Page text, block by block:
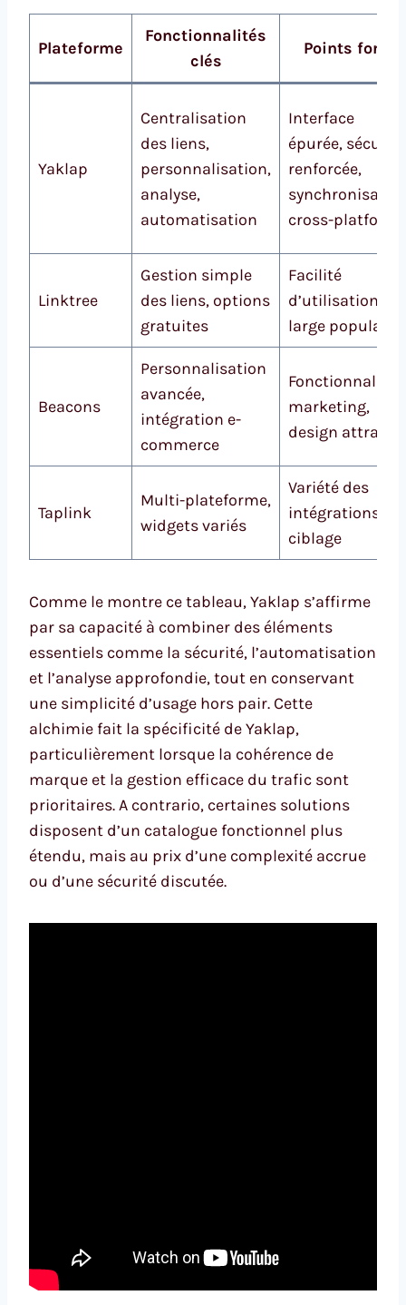
Plateforme
Fonctionnalités
clés
Points forts
Yaklap
Centralisation
des liens,
personnalisation,
analyse,
automatisation
Interface
épurée, sécurité
renforcée,
cross-platform
Linktree
Gestion simple
des liens, options
gratuites
Facilité
d’utilisation,
large popularité
Beacons
Personnalisation
avancée,
intégration e-
commerce
Fonctionnalités
marketing,
design attractif
Taplink
Multi-plateforme,
widgets variés
Variété des
intégrations,
ciblage
Comme le montre ce tableau, Yaklap s’affirme
par sa capacité à combiner des éléments
essentiels comme la sécurité, l’automatisation
et l’analyse approfondie, tout en conservant
une simplicité d’usage hors pair. Cette
alchimie fait la spécificité de Yaklap,
particulièrement lorsque la cohérence de
marque et la gestion efficace du trafic sont
prioritaires. A contrario, certaines solutions
disposent d’un catalogue fonctionnel plus
étendu, mais au prix d’une complexité accrue
ou d’une sécurité discutée.